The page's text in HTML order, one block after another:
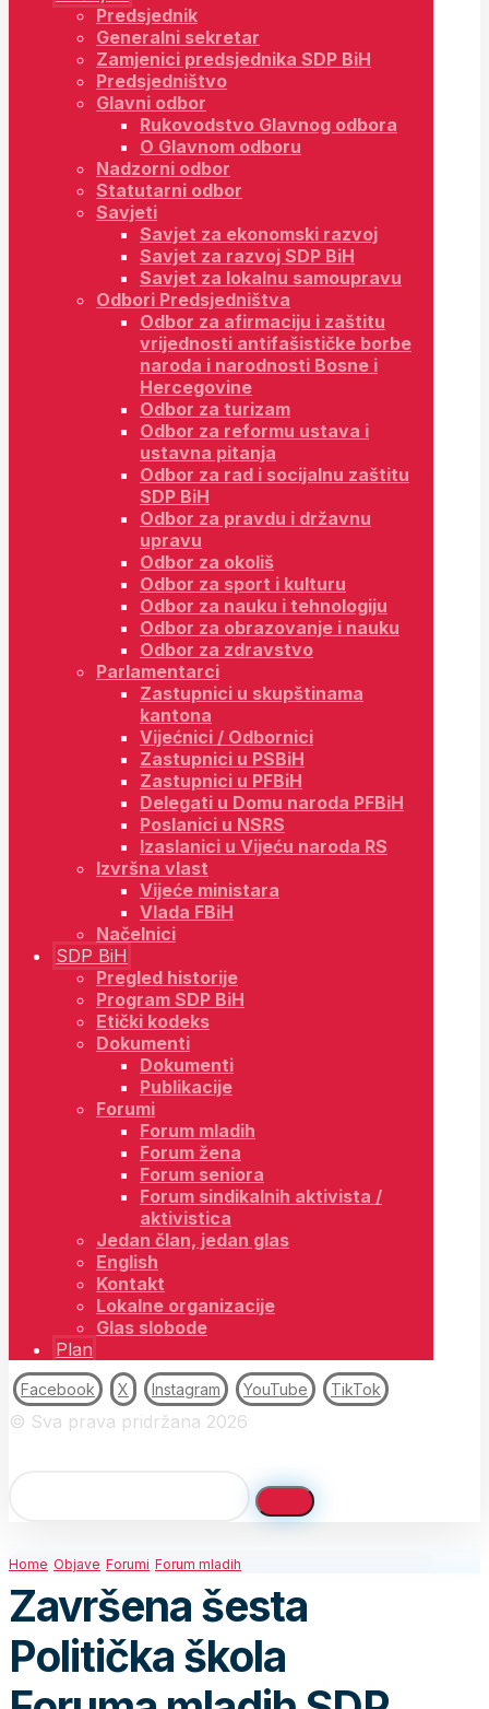
Predsjednik
Generalni sekretar
Zamjenici predsjednika SDP BiH
Predsjedništvo
Glavni odbor
Rukovodstvo Glavnog odbora
O Glavnom odboru
Nadzorni odbor
Statutarni odbor
Savjeti
Savjet za ekonomski razvoj
Savjet za razvoj SDP BiH
Savjet za lokalnu samoupravu
Odbori Predsjedništva
Odbor za afirmaciju i zaštitu
vrijednosti antifašističke borbe
naroda i narodnosti Bosne i
Hercegovine
Odbor za turizam
Odbor za reformu ustava i
ustavna pitanja
Odbor za rad i socijalnu zaštitu
SDP BiH
Odbor za pravdu i državnu
upravu
Odbor za okoliš
Odbor za sport i kulturu
Odbor za nauku i tehnologiju
Odbor za obrazovanje i nauku
Odbor za zdravstvo
Parlamentarci
Zastupnici u skupštinama
kantona
Vijećnici / Odbornici
Zastupnici u PSBiH
Zastupnici u PFBiH
Delegati u Domu naroda PFBiH
Poslanici u NSRS
Izaslanici u Vijeću naroda RS
Izvršna vlast
Vijeće ministara
Vlada FBiH
Načelnici
SDP BiH
Pregled historije
Program SDP BiH
Etički kodeks
Dokumenti
Dokumenti
Publikacije
Forumi
Forum mladih
Forum žena
Forum seniora
Forum sindikalnih aktivista /
aktivistica
Jedan član, jedan glas
English
Kontakt
Lokalne organizacije
Glas slobode
Plan
Facebook X Instagram YouTube TikTok
© Sva prava pridržana 2026
Home Objave Forumi Forum mladih
Završena šesta
Politička škola